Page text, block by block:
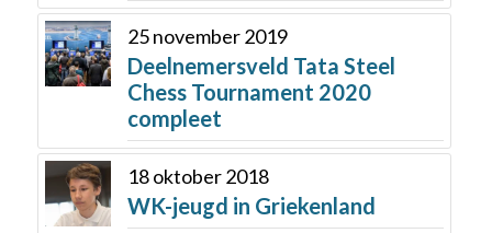
25 november 2019
Deelnemersveld Tata Steel
Chess Tournament 2020
compleet
18 oktober 2018
WK-jeugd in Griekenland